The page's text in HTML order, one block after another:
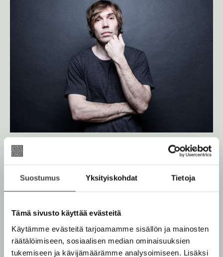
Suostumus Yksityiskohdat Tietoja
Tämä sivusto käyttää evästeitä
Käytämme evästeitä tarjoamamme sisällön ja mainosten
räätälöimiseen, sosiaalisen median ominaisuuksien
tukemiseen ja kävijämäärämme analysoimiseen. Lisäksi
Teokset